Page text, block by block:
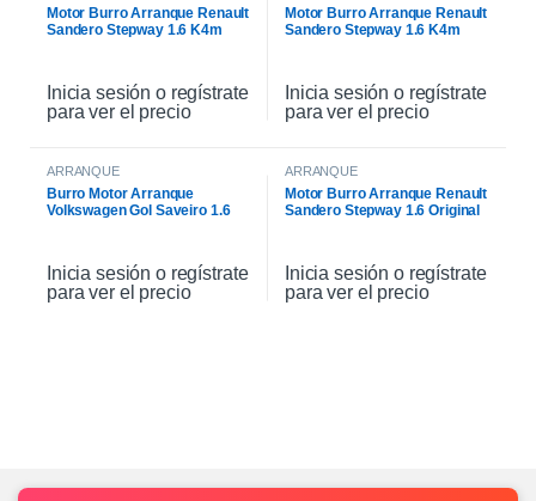
Motor Burro Arranque Renault
Sandero Stepway 1.6 K4m
Inicia sesión o regístrate
para ver el precio
Motor Burro Arranque Renault
Sandero Stepway 1.6 K4m
Inicia sesión o regístrate
para ver el precio
ARRANQUE
Burro Motor Arranque
Volkswagen Gol Saveiro 1.6
Inicia sesión o regístrate
para ver el precio
ARRANQUE
Motor Burro Arranque Renault
Sandero Stepway 1.6 Original
Inicia sesión o regístrate
para ver el precio